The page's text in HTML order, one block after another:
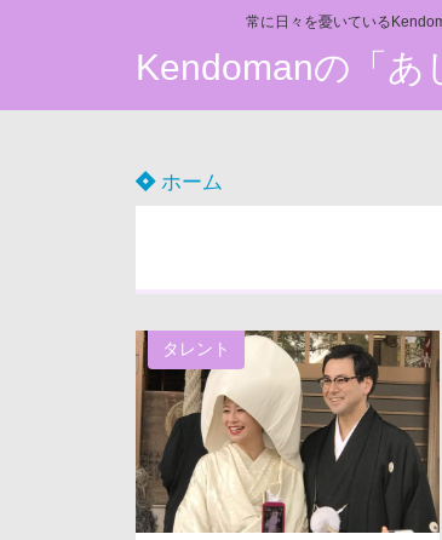
常に日々を憂いている
Kendomanの「あ
ホーム
タレント